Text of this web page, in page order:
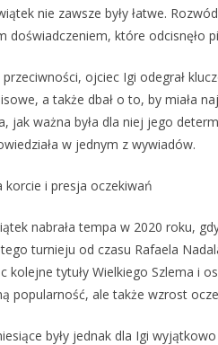
nie zawsze były łatwe.
doświadczeniem, które odcisnęło
ojciec Igi odegrał
a także dbał o to, by miała
jak ważna była dla niej jego
w jednym z wywiadów.
korcie i presja oczekiwań
nabrała tempa w 2020 roku,
turnieju od czasu Rafaela
kolejne tytuły Wielkiego Szlema i
popularność, ale także wzrost
były jednak dla Igi